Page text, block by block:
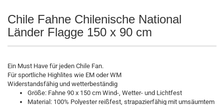
Chile Fahne Chilenische National
Länder Flagge 150 x 90 cm
Ein Must Have für jeden Chile Fan.
Für sportliche Highlites wie EM oder WM
Widerstandsfähig und wetterbeständig
Größe: Fahne 90 x 150 cm Wind-, Wetter- und Lichtfest
Material: 100% Polyester reißfest, strapazierfähig mit umsäumtem